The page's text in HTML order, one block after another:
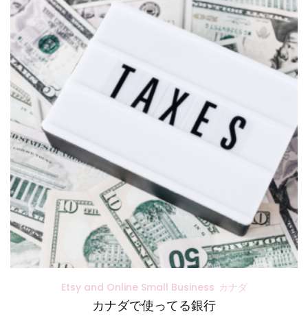
Etsy and Online Small Business カナダ
カナダで使ってる銀行